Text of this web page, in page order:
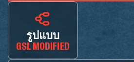
รูปแบบ
GSL MODIFIED